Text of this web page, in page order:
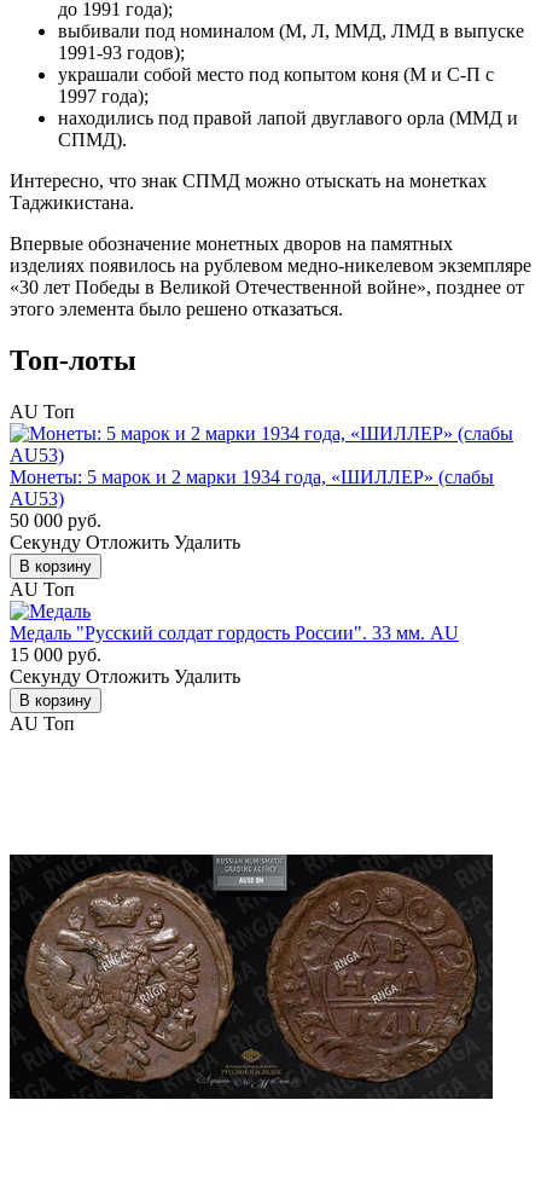
до 1991 года);
выбивали под номиналом (М, Л, ММД, ЛМД в выпуске
1991-93 годов);
украшали собой место под копытом коня (М и С-П с
1997 года);
находились под правой лапой двуглавого орла (ММД и
СПМД).
Интересно, что знак СПМД можно отыскать на монетках
Таджикистана.
Впервые обозначение монетных дворов на памятных
изделиях появилось на рублевом медно-никелевом экземпляре
«30 лет Победы в Великой Отечественной войне», позднее от
этого элемента было решено отказаться.
Топ-лоты
AU Топ
Монеты: 5 марок и 2 марки 1934 года, «ШИЛЛЕР» (слабы
AU53)
50 000 руб.
Cекунду Отложить Удалить
В корзину
AU Топ
Медаль "Русский солдат гордость России". 33 мм. AU
15 000 руб.
Cекунду Отложить Удалить
В корзину
AU Топ